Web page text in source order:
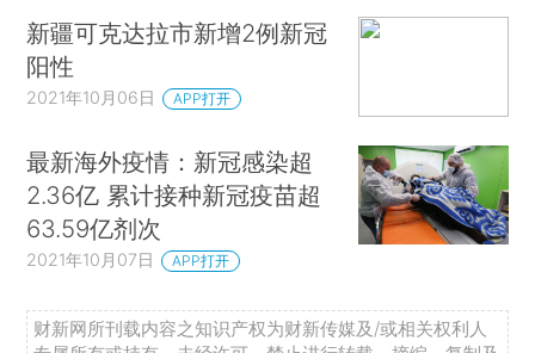
新疆可克达拉市新增2例新冠
阳性
2021年10月06日 APP打开
最新海外疫情：新冠感染超
2.36亿 累计接种新冠疫苗超
63.59亿剂次
2021年10月07日 APP打开
财新网所刊载内容之知识产权为财新传媒及/或相关权利人